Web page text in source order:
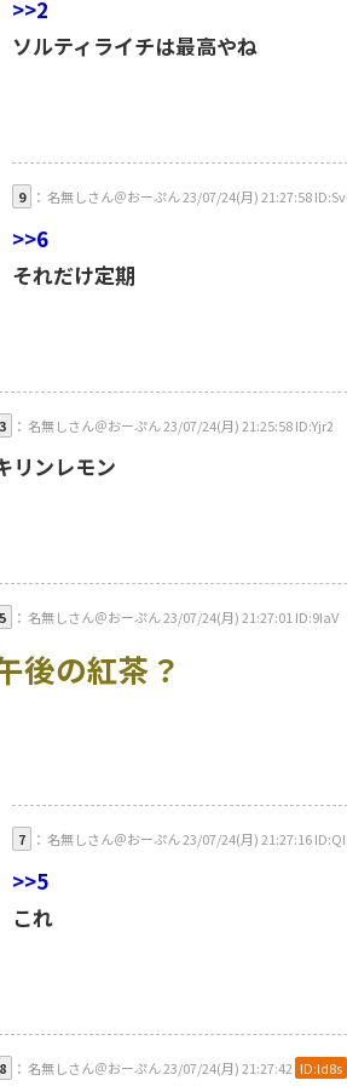
>>2
ソルティライチは最高やね
9 ： 名無しさん＠おーぷん 23/07/24(月) 21:27:58
>>6
それだけ定期
3 ： 名無しさん＠おーぷん 23/07/24(月) 21:25:58 ID:Yjr2
リンレモン
5 ： 名無しさん＠おーぷん 23/07/24(月) 21:27:01 ID:9IaV
後の紅茶？
7 ： 名無しさん＠おーぷん 23/07/24(月) 21:27:16
>>5
これ
8 ： 名無しさん＠おーぷん 23/07/24(月) 21:27:42 ID:ld8s